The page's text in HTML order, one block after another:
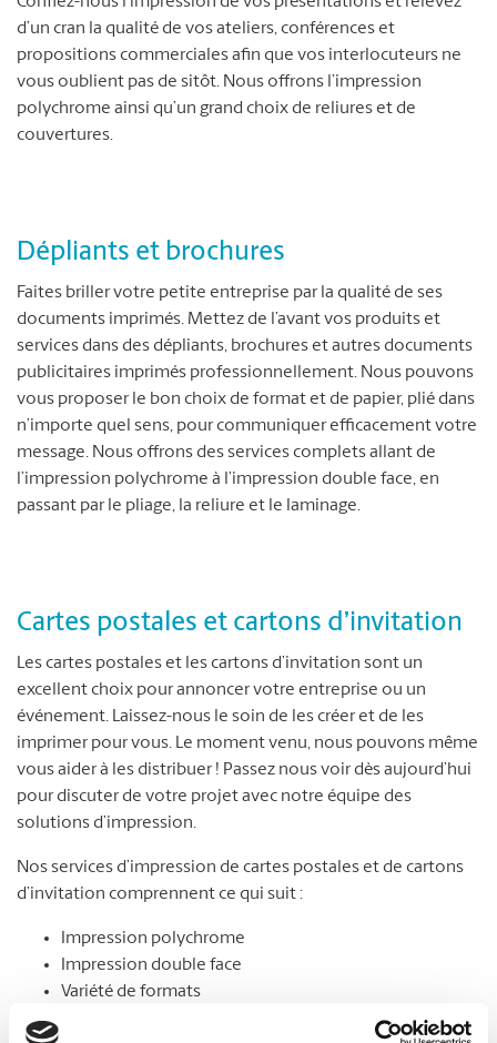
d’un cran la qualité de vos ateliers, conférences et
propositions commerciales afin que vos interlocuteurs ne
vous oublient pas de sitôt. Nous offrons l’impression
polychrome ainsi qu’un grand choix de reliures et de
couvertures.
Dépliants et brochures
Faites briller votre petite entreprise par la qualité de ses
documents imprimés. Mettez de l’avant vos produits et
services dans des dépliants, brochures et autres documents
publicitaires imprimés professionnellement. Nous pouvons
vous proposer le bon choix de format et de papier, plié dans
n’importe quel sens, pour communiquer efficacement votre
message. Nous offrons des services complets allant de
l’impression polychrome à l’impression double face, en
passant par le pliage, la reliure et le laminage.
Cartes postales et cartons d’invitation
Les cartes postales et les cartons d’invitation sont un
excellent choix pour annoncer votre entreprise ou un
événement. Laissez-nous le soin de les créer et de les
imprimer pour vous. Le moment venu, nous pouvons même
vous aider à les distribuer ! Passez nous voir dès aujourd’hui
pour discuter de votre projet avec notre équipe des
solutions d’impression.
Nos services d’impression de cartes postales et de cartons
d’invitation comprennent ce qui suit :
Impression polychrome
Impression double face
Variété de formats